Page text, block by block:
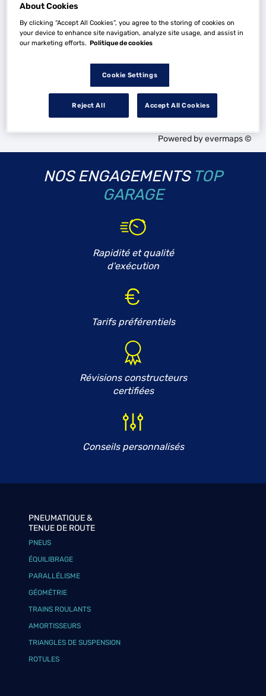
Les Top Garage dans les villes à proximité
Powered byevermaps ©
NOS ENGAGEMENTS TOP
GARAGE
Rapidité et qualité
d'exécution
Tarifs préférentiels
Révisions constructeurs
certifiées
Conseils personnalisés
PNEUMATIQUE &
TENUE DE ROUTE
PNEUS
ÉQUILIBRAGE
PARALLÉLISME
GÉOMÉTRIE
TRAINS ROULANTS
AMORTISSEURS
TRIANGLES DE SUSPENSION
ROTULES
About Cookies
By clicking “Accept All Cookies”, you agree to the storing of cookies on
your device to enhance site navigation, analyze site usage, and assist in
our marketing efforts. Politique de cookies
Cookie Settings
Reject All Accept All Cookies